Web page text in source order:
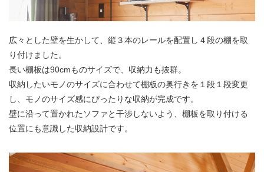
広々とした壁を生かして、縦３本のレールを配置し４段の棚を取
り付けました。
長い棚板は90cmものサイズで、収納力も抜群。
収納したいモノのサイズに合わせて棚板の奥行きを１段１段変更
し、モノのサイズ感にぴったりな収納が完成です。
壁に沿って置かれたソファと干渉しないよう、棚板を取り付ける
位置にも意識した収納設計です。